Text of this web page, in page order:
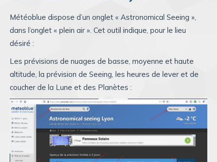
Météoblue dispose d’un onglet « Astronomical Seeing »,
dans l’onglet « plein air ». Cet outil indique, pour le lieu
désiré :
Les prévisions de nuages de basse, moyenne et haute
altitude, la prévision de Seeing, les heures de lever et de
coucher de la Lune et des Planètes :